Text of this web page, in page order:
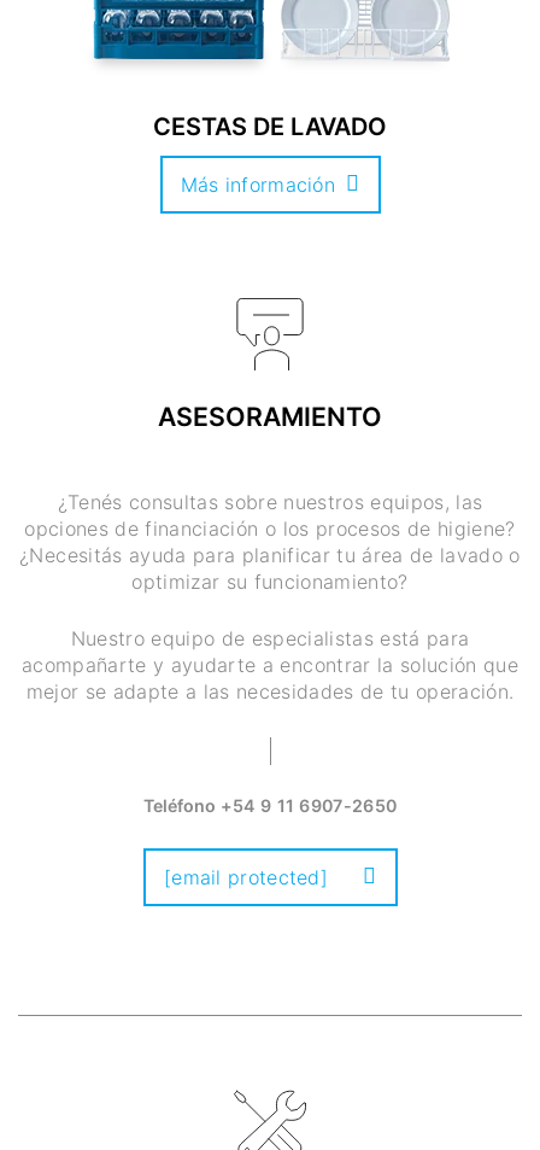
CESTAS DE LAVADO
Más información
ASESORAMIENTO
¿Tenés consultas sobre nuestros equipos, las
opciones de financiación o los procesos de higiene?
¿Necesitás ayuda para planificar tu área de lavado o
optimizar su funcionamiento?
Nuestro equipo de especialistas está para
acompañarte y ayudarte a encontrar la solución que
mejor se adapte a las necesidades de tu operación.
Teléfono +54 9 11 6907-2650
[email protected]